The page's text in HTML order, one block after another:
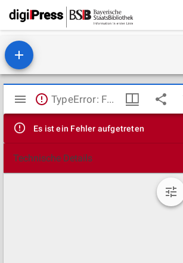
Mirador
Viewer
TypeError: Failed to fetch
Es ist ein Fehler aufgetreten
Technische Details